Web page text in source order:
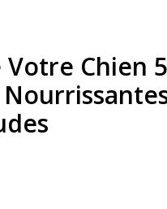
Votre Chien